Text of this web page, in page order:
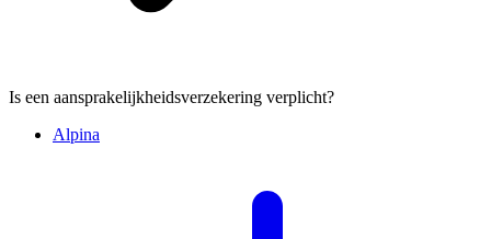
Is een aansprakelijkheidsverzekering verplicht?
Alpina